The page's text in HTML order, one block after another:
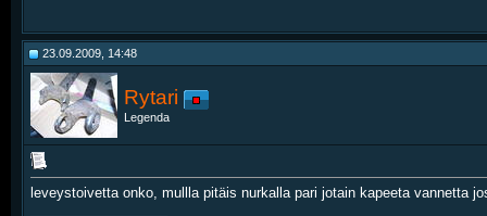
23.09.2009, 14:48
Rytari
Legenda
leveystoivetta onko, mullla pitäis nurkalla pari jotain kapeeta vannetta